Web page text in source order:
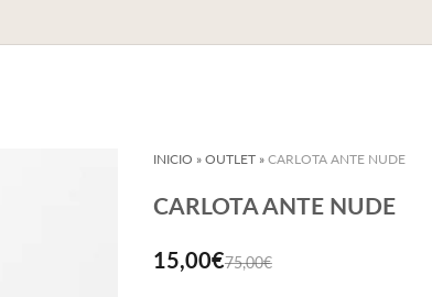
INICIO » OUTLET» CARLOTA ANTE NUDE
CARLOTA ANTE NUDE
Precio de oferta
15,00€Precio normal
75,00€